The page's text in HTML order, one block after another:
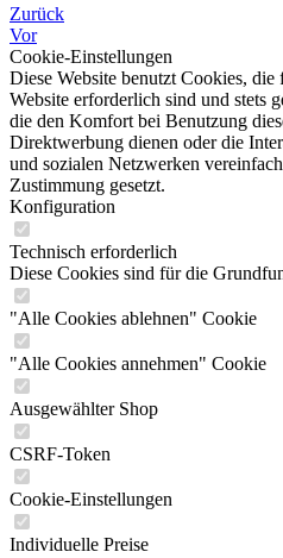
Zurück
Vor
Cookie-Einstellungen
Diese Website benutzt Cookies,
Website erforderlich sind und stets
die den Komfort bei Benutzung
Direktwerbung dienen oder die
und sozialen Netzwerken
Zustimmung gesetzt.
Konfiguration
Technisch erforderlich
Diese Cookies sind für die
"Alle Cookies ablehnen" Cookie
"Alle Cookies annehmen" Cookie
Ausgewählter Shop
CSRF-Token
Cookie-Einstellungen
Individuelle Preise